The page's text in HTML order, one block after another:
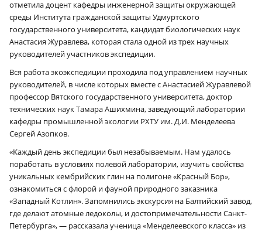
отметила доцент кафедры инженерной защиты окружающей
среды Института гражданской защиты Удмуртского
государственного университета, кандидат биологических наук
Анастасия Журавлева, которая стала одной из трех научных
руководителей участников экспедиции.
Вся работа экоэкспедиции проходила под управлением научных
руководителей, в числе которых вместе с Анастасией Журавлевой
профессор Вятского государственного университета, доктор
технических наук Тамара Ашихмина, заведующий лаборатории
кафедры промышленной экологии РХТУ им. Д.И. Менделеева
Сергей Азопков.
«Каждый день экспедиции был незабываемым. Нам удалось
поработать в условиях полевой лаборатории, изучить свойства
уникальных кембрийских глин на полигоне «Красный Бор»,
ознакомиться с флорой и фауной природного заказника
«Западный Котлин». Запомнились экскурсия на Балтийский завод,
где делают атомные ледоколы, и достопримечательности Санкт-
Петербурга», — рассказала ученица «Менделеевского класса» из